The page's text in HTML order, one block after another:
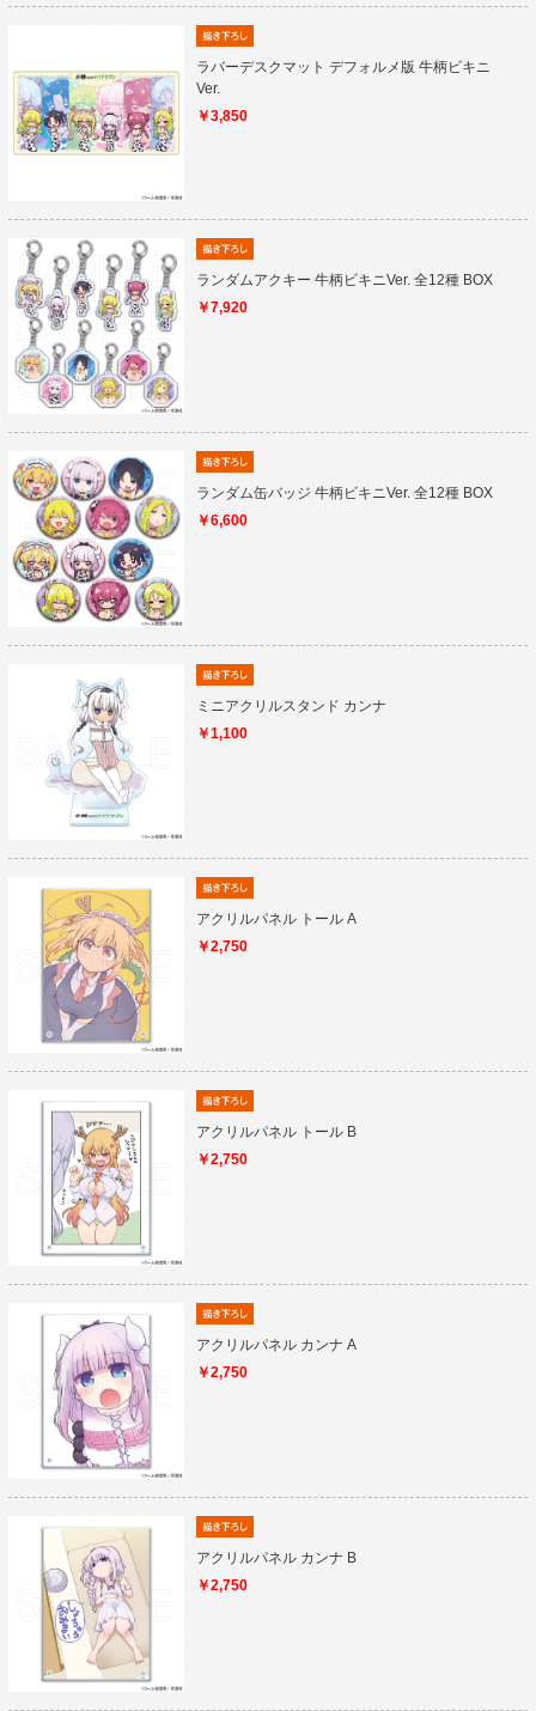
ラバーデスクマット デフォルメ版 牛柄ビキニ
Ver.
￥3,850
ランダムアクキー 牛柄ビキニVer. 全12種 BOX
￥7,920
ランダム缶バッジ 牛柄ビキニVer. 全12種 BOX
￥6,600
ミニアクリルスタンド カンナ
￥1,100
アクリルパネル トール A
￥2,750
アクリルパネル トール B
￥2,750
アクリルパネル カンナ A
￥2,750
アクリルパネル カンナ B
￥2,750